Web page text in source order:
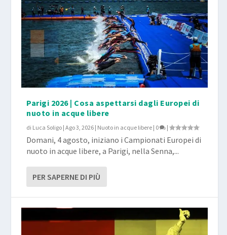
Parigi 2026 | Cosa aspettarsi dagli Europei di
nuoto in acque libere
di Luca Soligo |Ago 3, 2026 | Nuoto in acque libere | 0 |
Domani, 4 agosto, iniziano i Campionati Europei di
nuoto in acque libere, a Parigi, nella Senna,...
PER SAPERNE DI PIÙ